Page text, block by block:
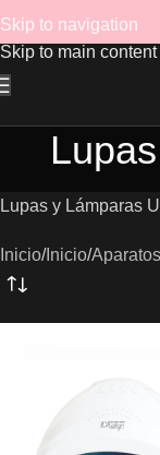
Skip to navigation
Skip to main content
Lupas y Lámparas
Inicio Inicio